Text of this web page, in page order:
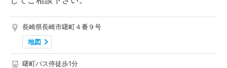
長崎県長崎市曙町４番９号
地図
曙町バス停徒歩1分